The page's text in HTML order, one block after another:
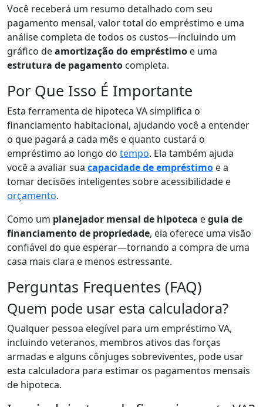
Você receberá um resumo detalhado com seu
pagamento mensal, valor total do empréstimo e uma
análise completa de todos os custos—incluindo um
gráfico deamortização do empréstimo e uma
estrutura de pagamento completa.
Por Que Isso É Importante
Esta ferramenta de hipoteca VA simplifica o
financiamento habitacional, ajudando você a entender
o que pagará a cada mês e quanto custará o
empréstimo ao longo do tempo. Ela também ajuda
você a avaliar sua capacidade de empréstimo e a
tomar decisões inteligentes sobre acessibilidade e
orçamento.
Como um planejador mensal de hipoteca eguia de
financiamento de propriedade, ela oferece uma visão
confiável do que esperar—tornando a compra de uma
casa mais clara e menos estressante.
Perguntas Frequentes (FAQ)
Quem pode usar esta calculadora?
Qualquer pessoa elegível para um empréstimo VA,
incluindo veteranos, membros ativos das forças
armadas e alguns cônjuges sobreviventes, pode usar
esta calculadora para estimar os pagamentos mensais
de hipoteca.